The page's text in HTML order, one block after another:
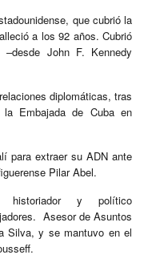
que cubrió la
a los 92 años. Cubrió
John F. Kennedy
diplomáticas, tras
Embajada de Cuba en
para extraer su ADN ante
Pilar Abel.
y político
Asesor de Asuntos
Silva, y se mantuvo en el